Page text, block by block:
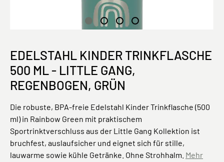
EDELSTAHL KINDER TRINKFLASCHE
500 ML - LITTLE GANG,
REGENBOGEN, GRÜN
Die robuste, BPA-freie Edelstahl Kinder Trinkflasche (500
ml) in Rainbow Green mit praktischem
Sportrinktverschluss aus der Little Gang Kollektion ist
bruchfest, auslaufsicher und eignet sich für stille,
lauwarme sowie kühle Getränke. Ohne Strohhalm. Mehr